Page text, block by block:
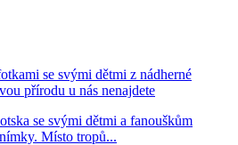
se svými dětmi z nádherné
přírodu u nás nenajdete
se svými dětmi a fanouškům
Místo tropů...